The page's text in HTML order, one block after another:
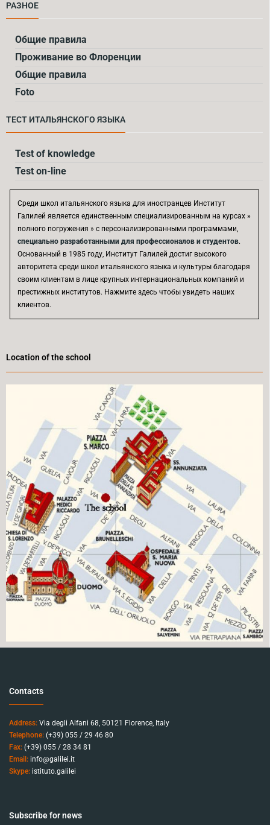
РАЗНОЕ
Общие правила
Проживание во Флоренции
Общие правила
Foto
ТЕСТ ИТАЛЬЯНСКOГО ЯЗЫКА
Test of knowledge
Test on-line
Среди школ итальянского языка для иностранцев Институт
Галилей является единственным специализированным на курсах »
полного погружения » с персонализированными программами,
специально разработанными для профессионалов и студентов.
Основанный в 1985 году, Институт Галилей достиг высокого
авторитета среди школ итальянского языка и культуры благодаря
своим клиентам в лице крупных интернациональных компаний и
престижных институтов. Нажмите здесь чтобы увидеть наших
клиентов.
Location of the school
Contacts
Address: Via degli Alfani 68, 50121 Florence, Italy
Telephone: (+39) 055 / 29 46 80
Fax: (+39) 055 / 28 34 81
Email: info@galilei.it
Skype: istituto.galilei
Subscribe for news